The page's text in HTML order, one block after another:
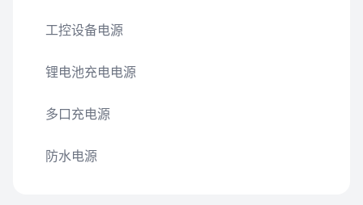
工控设备电源
锂电池充电电源
多口充电源
防水电源